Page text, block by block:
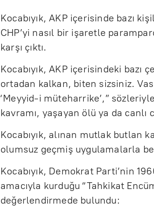
Kocabıyık, AKP içerisinde bazı
CHP’yi nasıl bir işaretle
karşı çıktı.
Kocabıyık, AKP içerisindeki bazı
ortadan kalkan, biten sizsiniz.
‘Meyyid-i müteharrike’,”
kavramı, yaşayan ölü ya da
Kocabıyık, alınan mutlak butlan
olumsuz geçmiş uygulamalarla
Kocabıyık, Demokrat Parti’nin
amacıyla kurduğu “Tahkikat
değerlendirmede bulundu: